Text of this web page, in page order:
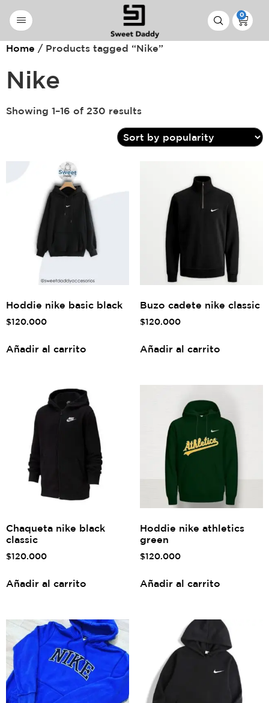
0
Home / Products tagged “Nike”
Nike
Showing 1–16 of 230 results
Hoddie nike basic black
$120.000
Añadir al carrito
Buzo cadete nike classic
$120.000
Añadir al carrito
Chaqueta nike black
classic
$120.000
Añadir al carrito
Hoddie nike athletics
green
$120.000
Añadir al carrito